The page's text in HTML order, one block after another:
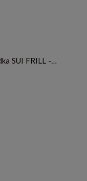
Konges Slojd - Body dla noworodka SUI FRILL - ROSIA BLUE BOW